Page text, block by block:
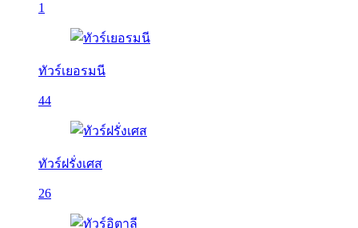
1
ทัวร์เยอรมนี
44
ทัวร์ฝรั่งเศส
26